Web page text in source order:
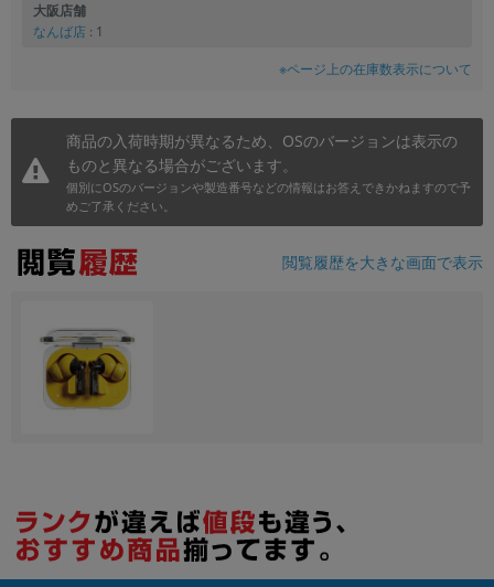
大阪店舗
なんば店 : 1
※ページ上の在庫数表示について
商品の入荷時期が異なるため、OSのバージョンは表示の
ものと異なる場合がございます。
個別にOSのバージョンや製造番号などの情報はお答えできかねますので予
めご了承ください。
閲覧履歴を大きな画面で表示